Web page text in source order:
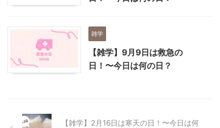
雑学
【雑学】9月9日は救急の
日！〜今日は何の日？
【雑学】2月16日は寒天の日！〜今日は何